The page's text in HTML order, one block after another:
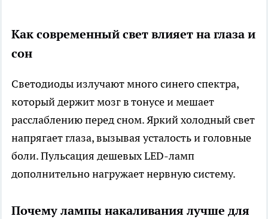
Как современный свет влияет на глаза и
сон
Светодиоды излучают много синего спектра,
который держит мозг в тонусе и мешает
расслаблению перед сном. Яркий холодный свет
напрягает глаза, вызывая усталость и головные
боли. Пульсация дешевых LED-ламп
дополнительно нагружает нервную систему.
Почему лампы накаливания лучше для